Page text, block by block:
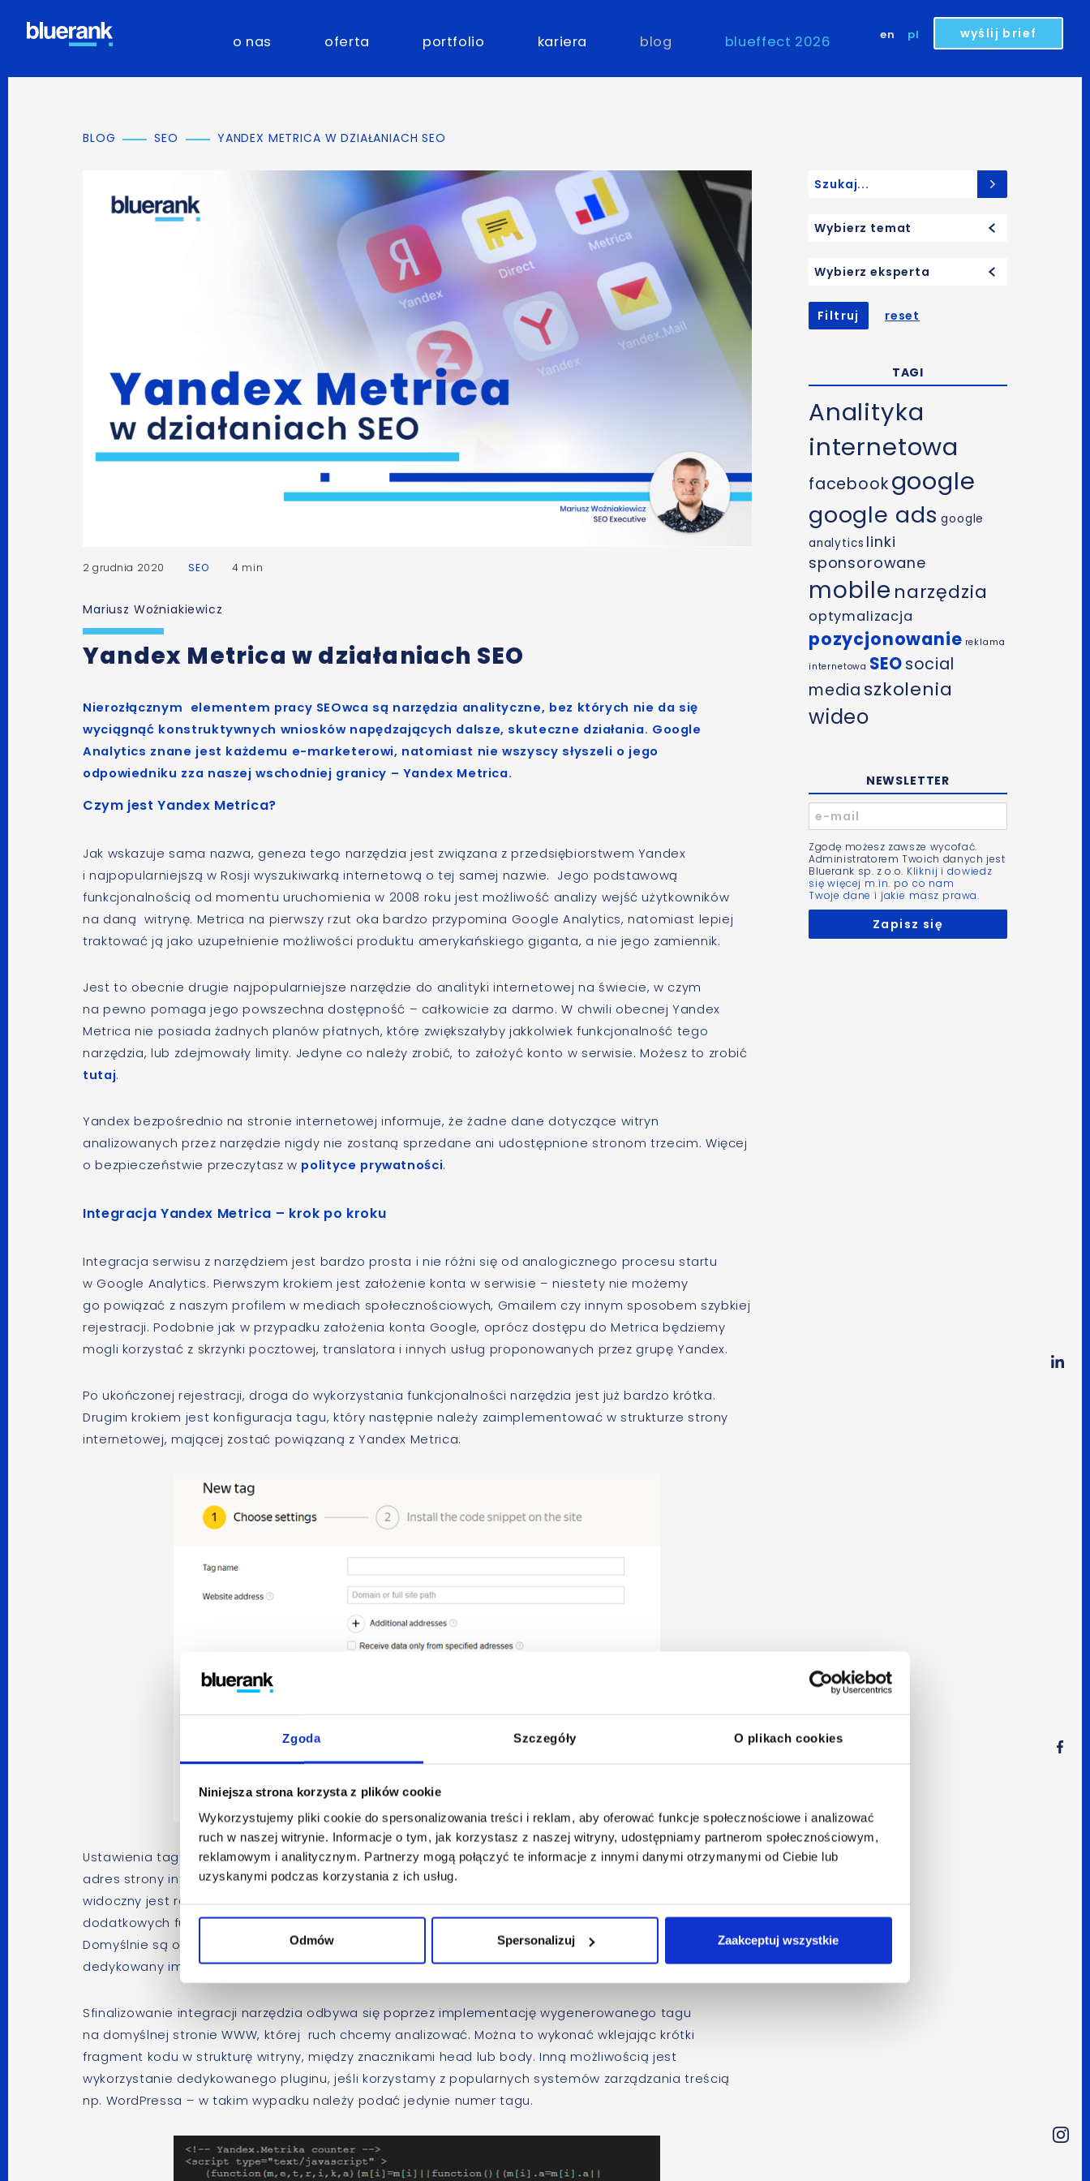
Zgoda Szczegóły O plikach cookies
Niniejsza strona korzysta z plików cookie
Wykorzystujemy pliki cookie do spersonalizowania treści i reklam, aby oferować funkcje społecznościowe i analizować
ruch w naszej witrynie. Informacje o tym, jak korzystasz z naszej witryny, udostępniamy partnerom społecznościowym,
reklamowym i analitycznym. Partnerzy mogą połączyć te informacje z innymi danymi otrzymanymi od Ciebie lub
uzyskanymi podczas korzystania z ich usług.
Odmów Spersonalizuj Zaakceptuj wszystkie
en pl wyślij brief
o nas oferta portfolio kariera blog blueffect 2026
BLOG SEO YANDEX METRICA W DZIAŁANIACH SEO
2 grudnia 2020 SEO 4 min
Mariusz Woźniakiewicz
Yandex Metrica w działaniach SEO
Nierozłącznym elementem pracy SEOwca są narzędzia analityczne, bez których nie da się
wyciągnąć konstruktywnych wniosków napędzających dalsze, skuteczne działania. Google
Analytics znane jest każdemu e-marketerowi, natomiast nie wszyscy słyszeli o jego
odpowiedniku zza naszej wschodniej granicy – Yandex Metrica.
Czym jest Yandex Metrica?
Jak wskazuje sama nazwa, geneza tego narzędzia jest związana z przedsiębiorstwem Yandex
i najpopularniejszą w Rosji wyszukiwarką internetową o tej samej nazwie. Jego podstawową
funkcjonalnością od momentu uruchomienia w 2008 roku jest możliwość analizy wejść użytkowników
na daną witrynę. Metrica na pierwszy rzut oka bardzo przypomina Google Analytics, natomiast lepiej
traktować ją jako uzupełnienie możliwości produktu amerykańskiego giganta, a nie jego zamiennik.
Jest to obecnie drugie najpopularniejsze narzędzie do analityki internetowej na świecie, w czym
na pewno pomaga jego powszechna dostępność – całkowicie za darmo. W chwili obecnej Yandex
Metrica nie posiada żadnych planów płatnych, które zwiększałyby jakkolwiek funkcjonalność tego
narzędzia, lub zdejmowały limity. Jedyne co należy zrobić, to założyć konto w serwisie. Możesz to zrobić
tutaj.
Yandex bezpośrednio na stronie internetowej informuje, że żadne dane dotyczące witryn
analizowanych przez narzędzie nigdy nie zostaną sprzedane ani udostępnione stronom trzecim. Więcej
o bezpieczeństwie przeczytasz w polityce prywatności.
Integracja Yandex Metrica – krok po kroku
Integracja serwisu z narzędziem jest bardzo prosta i nie różni się od analogicznego procesu startu
w Google Analytics. Pierwszym krokiem jest założenie konta w serwisie – niestety nie możemy
go powiązać z naszym profilem w mediach społecznościowych, Gmailem czy innym sposobem szybkiej
rejestracji. Podobnie jak w przypadku założenia konta Google, oprócz dostępu do Metrica będziemy
mogli korzystać z skrzynki pocztowej, translatora i innych usług proponowanych przez grupę Yandex.
Po ukończonej rejestracji, droga do wykorzystania funkcjonalności narzędzia jest już bardzo krótka.
Drugim krokiem jest konfiguracja tagu, który następnie należy zaimplementować w strukturze strony
internetowej, mającej zostać powiązaną z Yandex Metrica.
Ustawienia tagu rejestrującego dane są mało rozbudowane – należy uzupełnić jedynie jego nazwę,
adres strony internetowej na której zostanie umieszczony oraz strefę czasową. Podczas konfiguracji
widoczny jest również box, na który koniecznie trzeba zwrócić uwagę. Oferuje on wykorzystanie
dodatkowych funkcjonalności, bardzo ważnych w kontekście atrakcyjności funkcji Yandex Metrica.
Domyślnie są one wyłączone, dlatego przed przejściem do ostatniego kroku należy odhaczyć
dedykowany im przycisk – session replay, scroll map, form analysis.
Sfinalizowanie integracji narzędzia odbywa się poprzez implementację wygenerowanego tagu
na domyślnej stronie WWW, której ruch chcemy analizować. Można to wykonać wklejając krótki
fragment kodu w strukturę witryny, między znacznikami head lub body. Inną możliwością jest
wykorzystanie dedykowanego pluginu, jeśli korzystamy z popularnych systemów zarządzania treścią
np. WordPressa – w takim wypadku należy podać jedynie numer tagu.
Wybierz temat
Wybierz eksperta
Filtruj reset
TAGI
Analityka
internetowa
facebookgoogle
google ads google
analytics linki
sponsorowane
mobile narzędzia
optymalizacja
pozycjonowanie reklama
internetowa SEOsocial
media szkolenia
wideo
NEWSLETTER
Zgodę możesz zawsze wycofać.
Administratorem Twoich danych jest
Bluerank sp. z o.o. Kliknij i dowiedz
się więcej m.in. po co nam
Twoje dane i jakie masz prawa.